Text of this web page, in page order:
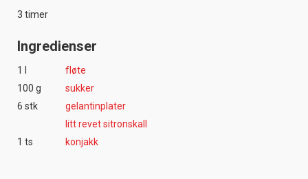
3 timer
Ingredienser
1 l
fløte
100 g
sukker
6 stk
gelantinplater
litt revet sitronskall
1 ts
konjakk